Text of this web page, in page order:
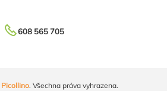
608 565 705
Picollino. Všechna práva vyhrazena.